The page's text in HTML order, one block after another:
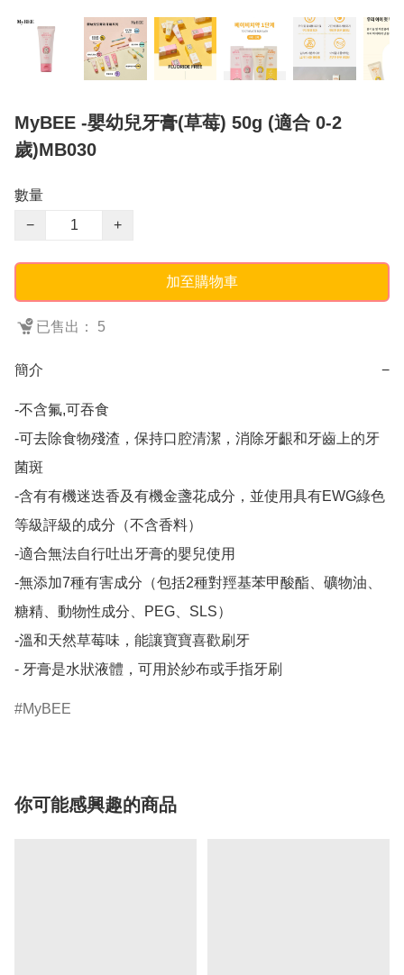
MyBEE -嬰幼兒牙膏(草莓) 50g (適合 0-2
歲)MB030
數量
−
+
加至購物車
已售出： 5
簡介 −
-不含氟,可吞食
-可去除食物殘渣，保持口腔清潔，消除牙齦和牙齒上的牙
菌斑
-含有有機迷迭香及有機金盞花成分，並使用具有EWG綠色
等級評級的成分（不含香料）
-適合無法自行吐出牙膏的嬰兒使用
-無添加7種有害成分（包括2種對羥基苯甲酸酯、礦物油、
糖精、動物性成分、PEG、SLS）
-溫和天然草莓味，能讓寶寶喜歡刷牙
- 牙膏是水狀液體，可用於紗布或手指牙刷
MyBEE
你可能感興趣的商品